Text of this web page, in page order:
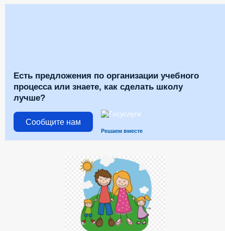
Есть предложения по организации учебного
процесса или знаете, как сделать школу
лучше?
Сообщите нам
Решаем вместе